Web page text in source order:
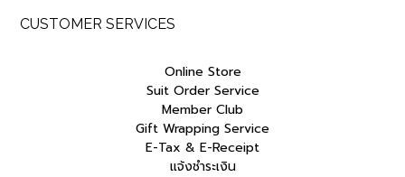
CUSTOMER SERVICES
Online Store
Suit Order Service
Member Club
Gift Wrapping Service
E-Tax & E-Receipt
แจ้งชำระเงิน